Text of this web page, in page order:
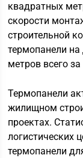
квадратных
скорости
строительной
термопанели
метров всего
Термопанели
жилищном
проектах.
логистических
термопанели